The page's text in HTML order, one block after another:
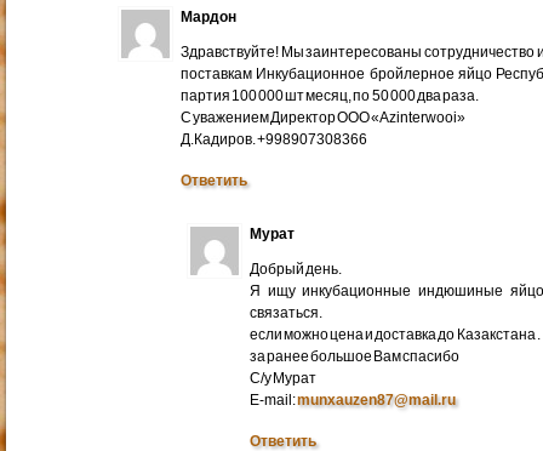
Мардон
Здравствуйте! Мы заинтересованы сотрудничество
поставкам Инкубационное бройлерное яйцо
партия 100 000 шт месяц, по 50 000 два раза.
С уважением Директор ООО «Azinterwooi»
Д.Кадиров. +998907308366
Ответить
Мурат
Добрый день.
Я ищу инкубационные индюшиные
связаться.
если можно цена и доставка до Казакстана .
за ранее большое Вам спасибо
С/у Мурат
E-mail:munxauzen87@mail.ru
Ответить